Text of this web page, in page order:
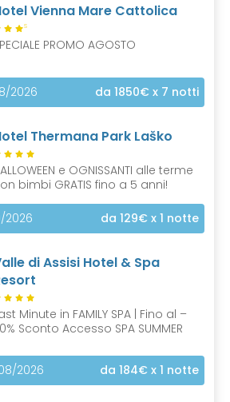
Vienna Mare Cattolica
S
PROMO AGOSTO
2026 da 1850€ x 7 notti
Thermana Park Laško
e OGNISSANTI alle terme
bimbi GRATIS fino a 5 anni!
2026 da 129€ x 1 notte
di Assisi Hotel & Spa
Minute in FAMILY SPA | Fino al –
Sconto Accesso SPA SUMMER
2026
da 184€ x 1 notte